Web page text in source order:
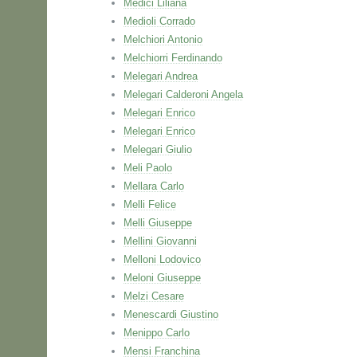
Medici Liliana
Medioli Corrado
Melchiori Antonio
Melchiorri Ferdinando
Melegari Andrea
Melegari Calderoni Angela
Melegari Enrico
Melegari Enrico
Melegari Giulio
Meli Paolo
Mellara Carlo
Melli Felice
Melli Giuseppe
Mellini Giovanni
Melloni Lodovico
Meloni Giuseppe
Melzi Cesare
Menescardi Giustino
Menippo Carlo
Mensi Franchina